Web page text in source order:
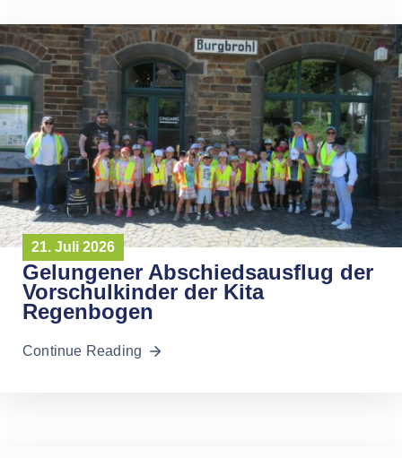
21. Juli 2026
Gelungener Abschiedsausflug der
Vorschulkinder der Kita
Regenbogen
Continue Reading